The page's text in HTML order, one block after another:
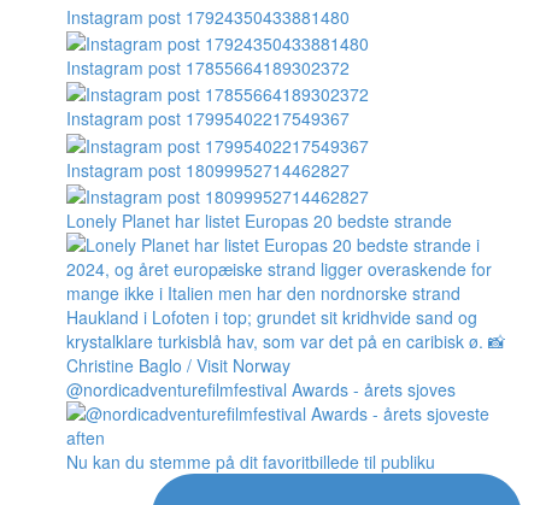
Instagram post 17924350433881480
Instagram post 17855664189302372
Instagram post 17995402217549367
Instagram post 18099952714462827
Lonely Planet har listet Europas 20 bedste strande
@nordicadventurefilmfestival Awards - årets sjoves
Nu kan du stemme på dit favoritbillede til publiku